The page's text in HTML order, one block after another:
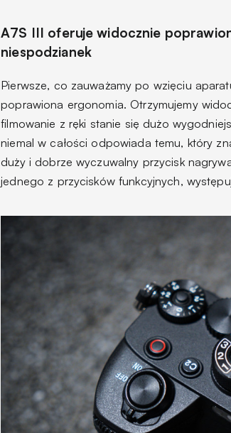
A7S III oferuje widocznie
niespodzianek
Pierwsze, co zauważamy po wzięciu
poprawiona ergonomia. Otrzymujemy
filmowanie z ręki stanie się dużo
niemal w całości odpowiada temu, który
duży i dobrze wyczuwalny przycisk
jednego z przycisków funkcyjnych,